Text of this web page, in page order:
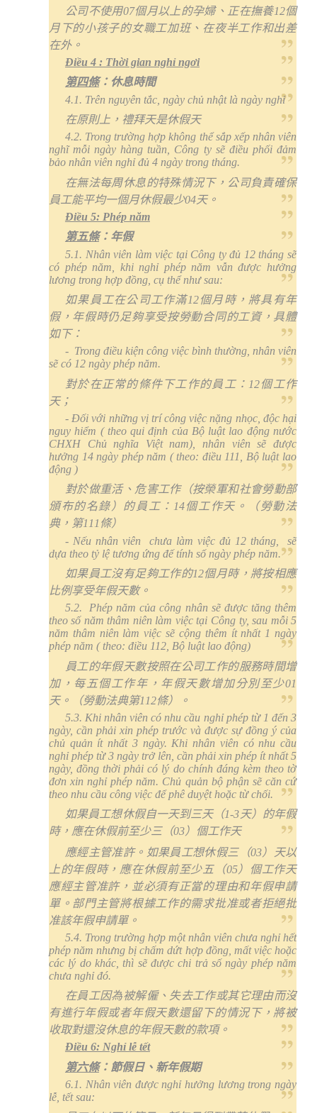
公司不使用07個月以上的孕婦、正在撫養12個
月下的小孩子的女職工加班、在夜半工作和出差
在外。
Điều 4 : Thời gian nghỉ ngơi
第四條：休息時間
4.1. Trên nguyên tắc, ngày chủ nhật là ngày nghỉ
在原則上，禮拜天是休假天
4.2. Trong trường hợp không thể sắp xếp nhân viên
nghĩ mỗi ngày hàng tuần, Công ty sẽ điều phối đảm
bảo nhân viên nghỉ đủ 4 ngày trong tháng.
在無法每周休息的特殊情況下，公司負責確保
員工能平均一個月休假最少04天。
Điều 5: Phép năm
第五條：年假
5.1. Nhân viên làm việc tại Công ty đủ 12 tháng sẽ
có phép năm, khi nghỉ phép năm vẫn được hưởng
lương trong hợp đồng, cụ thể như sau:
如果員工在公司工作滿12個月時，將具有年
假，年假時仍足夠享受按勞動合同的工資，具體
如下：
- Trong điều kiện công việc bình thường, nhân viên
sẽ có 12 ngày phép năm.
對於在正常的條件下工作的員工： 12個工作
天；
- Đối với những vị trí công việc nặng nhọc, độc hại
nguy hiểm ( theo qui định của Bộ luật lao động nước
CHXH Chủ nghĩa Việt nam), nhân viên sẽ được
hưởng 14 ngày phép năm ( theo: điều 111, Bộ luật lao
động )
對於做重活、危害工作（按榮軍和社會勞動部
頒布的名錄）的員工： 14個工作天。（勞動法
典，第111 條）
- Nếu nhân viên
chưa làm việc đủ 12 tháng,
sẽ
dựa theo tỷ lệ tương ứng đế tính số ngày phép năm.
如果員工沒有足夠工作的12個月時，將按相應
比例享受年假天數。
5.2.
Phép năm của công nhân sẽ được tăng thêm
theo số năm thâm niên làm việc tại Công ty, sau mỗi 5
năm thâm niên làm việc sẽ cộng thêm ít nhất 1 ngày
phép năm ( theo: điều 112, Bộ luật lao động)
員工的年假天數按照在公司工作的服務時間增
加，每五個工作年，年假天數增加分別至少01
天。（勞動法典第112條）。
5.3. Khi nhân viên có nhu cầu nghỉ phép từ 1 đến 3
ngày, cần phải xin phép trước và được sự đồng ý của
chủ quản ít nhất 3 ngày. Khi nhân viên có nhu cầu
nghỉ phép từ 3 ngày trở lên, cần phải xin phép ít nhất 5
ngày, đồng thời phải có lý do chính đáng kèm theo tờ
đơn xin nghỉ phép năm. Chủ quản bộ phận sẽ căn cứ
theo nhu cầu công việc để phê duyệt hoặc từ chối.
如果員工想休假自一天到三天（1-3天）的年假
時，應在休假前至少三（03）個工作天
應經主管准許。如果員工想休假三（03）天以
上的年假時，應在休假前至少五（05）個工作天
應經主管准許，並必須有正當的理由和年假申請
單。部門主管將根據工作的需求批准或者拒絕批
准該年假申請單。
5.4. Trong trường hợp một nhân viên chưa nghỉ hết
phép năm nhưng bị chấm dứt hợp đồng, mất việc hoặc
các lý do khác, thì sẽ được chi trả số ngày phép năm
chưa nghỉ đó.
在員工因為被解僱、失去工作或其它理由而沒
有進行年假或者年假天數還留下的情況下，將被
收取對還沒休息的年假天數的款項。
Điều 6: Nghỉ lễ tết
第六條：節假日、新年假期
6.1. Nhân viên được nghỉ hưởng lương trong ngày
lễ, tết sau: